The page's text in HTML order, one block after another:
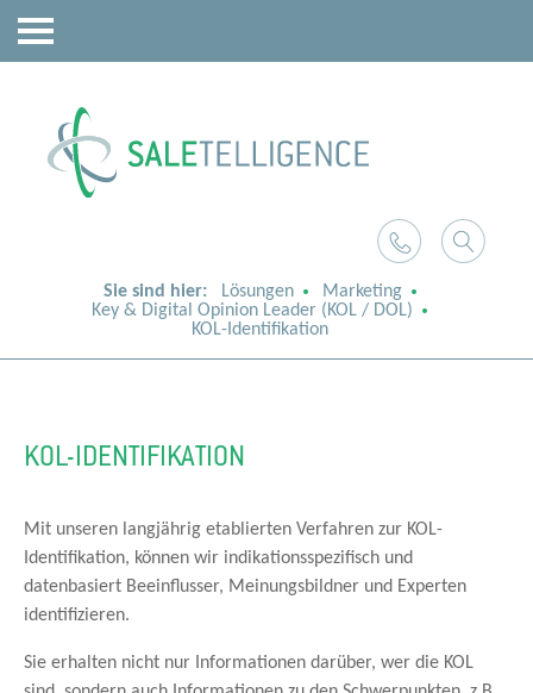
Sie sind hier: Lösungen
Marketing
Key & Digital Opinion Leader (KOL / DOL)
KOL-Identifikation
KOL-IDENTIFIKATION
Mit unseren langjährig etablierten Verfahren zur KOL-
Identifikation, können wir indikationsspezifisch und
datenbasiert Beeinflusser, Meinungsbildner und Experten
identifizieren.
Sie erhalten nicht nur Informationen darüber, wer die KOL